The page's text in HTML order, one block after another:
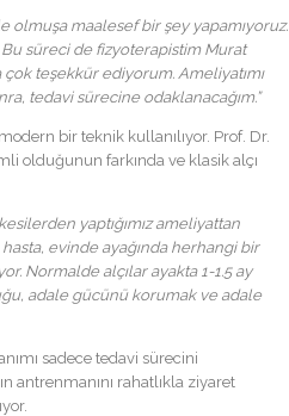
olmuşa maalesef bir şey yapamıyoruz.
süreci de fizyoterapistim Murat
teşekkür ediyorum. Ameliyatımı
tedavi sürecine odaklanacağım.”
bir teknik kullanılıyor. Prof. Dr.
olduğunun farkında ve klasik alçı
yaptığımız ameliyattan
evinde ayağında herhangi bir
Normalde alçılar ayakta 1-1.5 ay
adale gücünü korumak ve adale
sadece tedavi sürecini
antrenmanını rahatlıkla ziyaret